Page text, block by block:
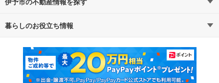
路線・駅から探す
通勤・通学時間から探す
不動産・住宅
新築マンション 中古マンション
新築一戸建て 中古一戸建て
暮らしのお役立ち情報
マンションカタログ 教えて！住まいの先生